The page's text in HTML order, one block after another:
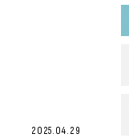
2025.04.29